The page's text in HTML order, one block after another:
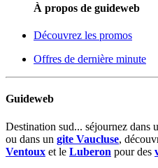
À propos de guideweb
Découvrez les promos
Offres de dernière minute
Guideweb
Destination sud... séjournez dans
ou dans un gite Vaucluse,
Ventoux et le Luberon pour des